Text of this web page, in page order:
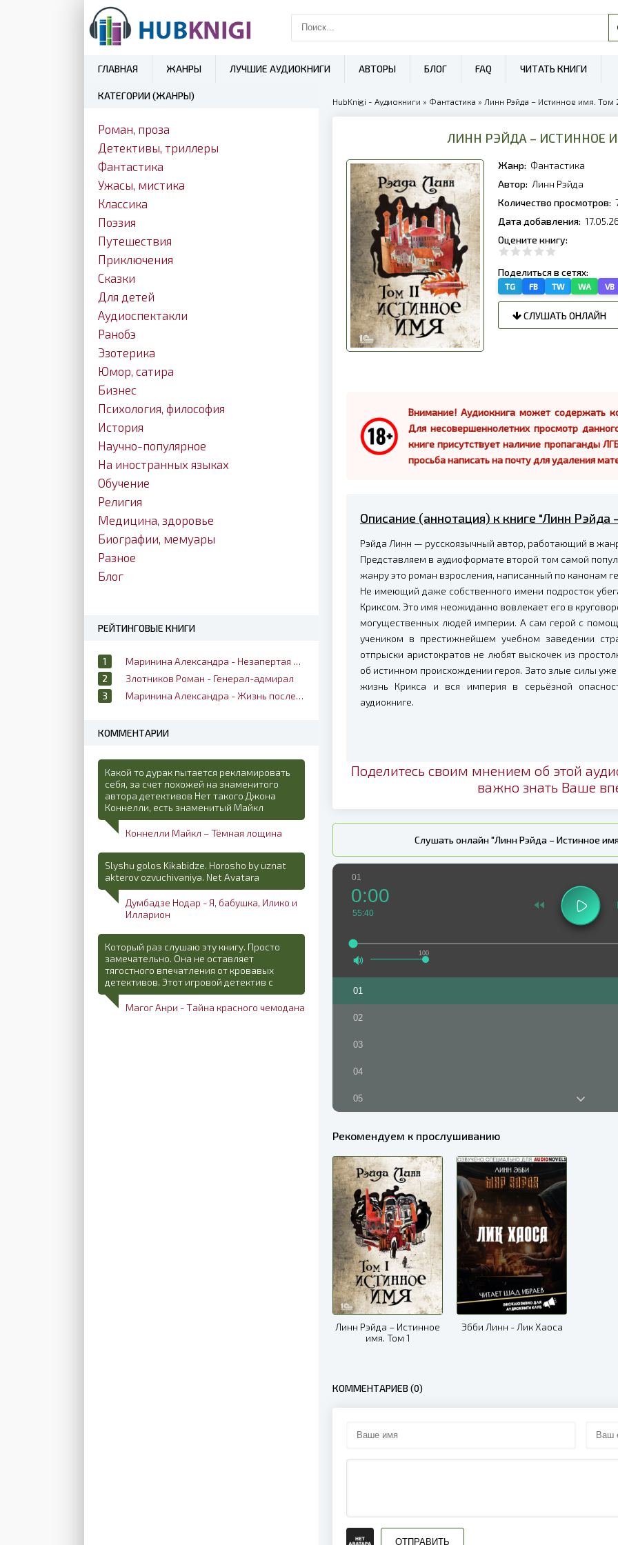
ГЛАВНАЯ ЖАНРЫ ЛУЧШИЕ АУДИОКНИГИ АВТОРЫ БЛОГ FAQ ЧИТАТЬ КНИГИ
HubKnigi - Аудиокниги » Фантастика » Линн Рэйда – Истинное имя. Том
ЛИНН РЭЙДА – ИСТИННОЕ
Жанр: Фантастика
Автор: Линн Рэйда
Количество просмотров:
Дата добавления: 17.05.26
Оцените книгу:
Поделиться в сетях:
TG FB TW WA VB
СЛУШАТЬ ОНЛАЙН
Внимание! Аудиокнига может содержать
Для несовершеннолетних просмотр
книге присутствует наличие пропаганды
просьба написать на почту для удаления
Описание (аннотация) к книге "Линн Рэйда
Рэйда Линн — русскоязычный автор, работающий в
Представляем в аудиоформате второй том самой
жанру это роман взросления, написанный по канонам
Не имеющий даже собственного имени подросток
Криксом. Это имя неожиданно вовлекает его в
могущественных людей империи. А сам герой с
учеником в престижнейшем учебном заведении
отпрыски аристократов не любят выскочек из
об истинном происхождении героя. Зато злые силы
жизнь Крикса и вся империя в серьёзной
аудиокниге.
Поделитесь своим мнением об этой
важно знать Ваше
Слушать онлайн "Линн Рэйда – Истинное
01
100
0:00
55:40
01
02
03
04
05
08
09
10
Рекомендуем к прослушиванию
Линн Рэйда – Истинное
имя. Том 1
Эбби Линн - Лик Хаоса
КОММЕНТАРИЕВ (0)
ОТПРАВИТЬ
КАТЕГОРИИ (ЖАНРЫ)
Роман, проза
Детективы, триллеры
Фантастика
Ужасы, мистика
Классика
Поэзия
Путешествия
Приключения
Сказки
Для детей
Аудиоспектакли
Ранобэ
Эзотерика
Юмор, сатира
Бизнес
Психология, философия
История
Научно-популярное
На иностранных языках
Обучение
Религия
Медицина, здоровье
Биографии, мемуары
Разное
Блог
РЕЙТИНГОВЫЕ КНИГИ
Маринина Александра - Незапертая дверь
Злотников Роман - Генерал-адмирал
Маринина Александра - Жизнь после жизни
КОММЕНТАРИИ
Какой то дурак пытается рекламировать
себя, за счет похожей на знаменитого
автора детективов Нет такого Джона
Коннелли, есть знаменитый Майкл
Коннелли Майкл – Тёмная лощина
Slyshu golos Kikabidze. Horosho by uznat
akterov ozvuchivaniya. Net Avatara
Думбадзе Нодар - Я, бабушка, Илико и
Илларион
Который раз слушаю эту книгу. Просто
замечательно. Она не оставляет
тягостного впечатления от кровавых
детективов. Этот игровой детектив с
Магог Анри - Тайна красного чемодана